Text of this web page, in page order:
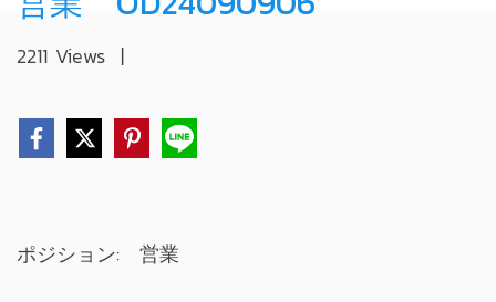
2211 Views |
ポジション: 営業